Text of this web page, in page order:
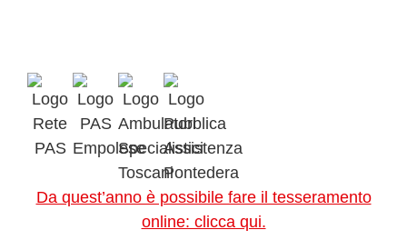
Da quest’anno è possibile fare il tesseramento
online: clicca qui.